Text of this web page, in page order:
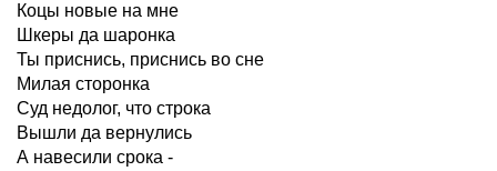
Коцы новые на мне
Шкеры да шаронка
Ты приснись, приснись во сне
Милая сторонка
Суд недолог, что строка
Вышли да вернулись
А навесили срока -